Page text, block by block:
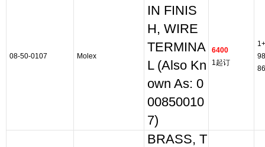
08-50-0107 Molex
IN FINIS
H, WIRE
TERMINA
L (Also Kn
own As: 0
00850010
7)
6400
1起订
1+
BRASS, T